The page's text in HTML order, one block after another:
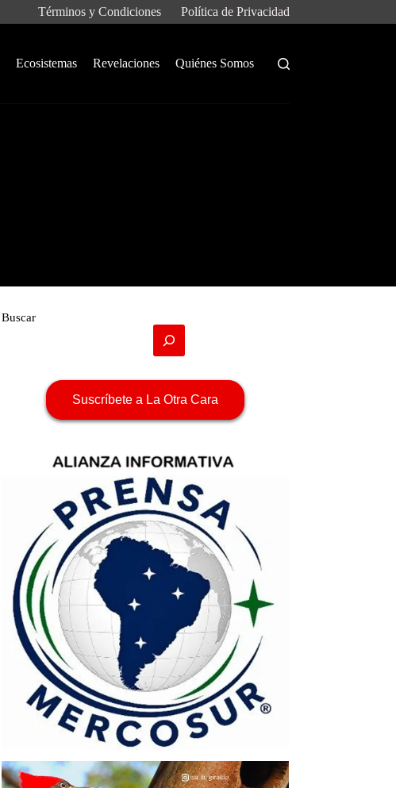
Términos y Condiciones Política de Privacidad
Ecosistemas Revelaciones Quiénes Somos
Buscar
Suscríbete a La Otra Cara